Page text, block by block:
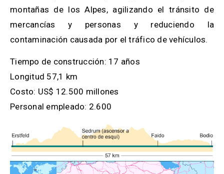
montañas de los Alpes, agilizando el tránsito de
mercancías y personas y reduciendo la
contaminación causada por el tráfico de vehículos.
Tiempo de construcción: 17 años
Longitud 57,1 km
Costo: US$ 12.500 millones
Personal empleado: 2.600